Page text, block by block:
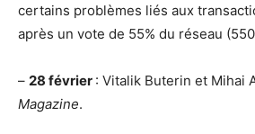
certains problèmes liés aux
après un vote de 55% du réseau
– 28 février : Vitalik Buterin et Mihai
Magazine.